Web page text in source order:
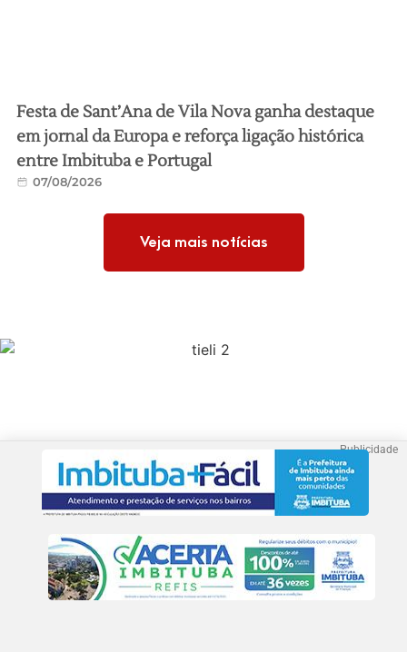
Festa de Sant’Ana de Vila Nova ganha destaque
em jornal da Europa e reforça ligação histórica
entre Imbituba e Portugal
07/08/2026
Veja mais notícias
Publicidade